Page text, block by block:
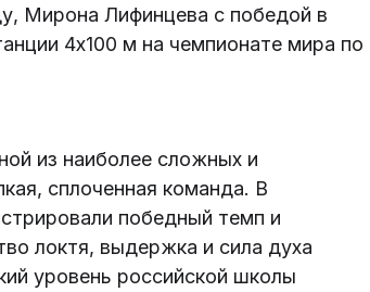
Мирона Лифинцева с победой в
4x100 м на чемпионате мира по
из наиболее сложных и
сплоченная команда. В
победный темп и
локтя, выдержка и сила духа
уровень российской школы